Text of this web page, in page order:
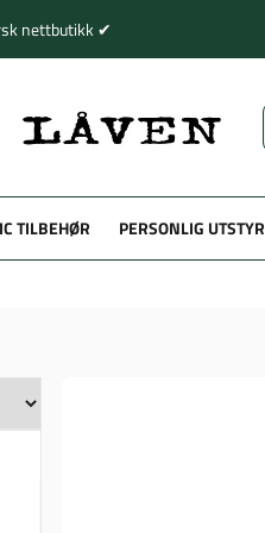
nettbutikk ✔
TILBEHØR PERSONLIG UTSTYR